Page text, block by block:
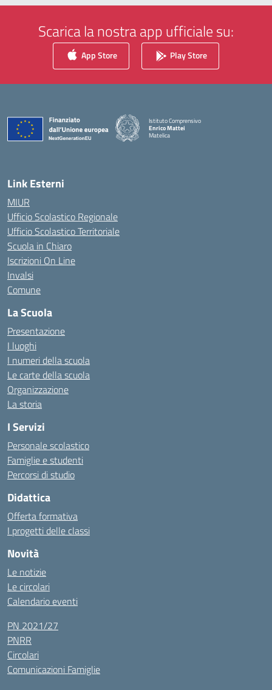
Scarica la nostra app ufficiale su:
App Store Play Store
Istituto Comprensivo
Enrico Mattei
Matelica
Link Esterni
MIUR
Ufficio Scolastico Regionale
Ufficio Scolastico Territoriale
Scuola in Chiaro
Iscrizioni On Line
Invalsi
Comune
La Scuola
Presentazione
I luoghi
I numeri della scuola
Le carte della scuola
Organizzazione
La storia
I Servizi
Personale scolastico
Famiglie e studenti
Percorsi di studio
Didattica
Offerta formativa
I progetti delle classi
Novità
Le notizie
Le circolari
Calendario eventi
PN 2021/27
PNRR
Circolari
Comunicazioni Famiglie